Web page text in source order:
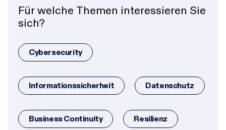
Für welche Themen interessieren Sie
sich?
Cybersecurity
Informationssicherheit Datenschutz
Business Continuity Resilienz